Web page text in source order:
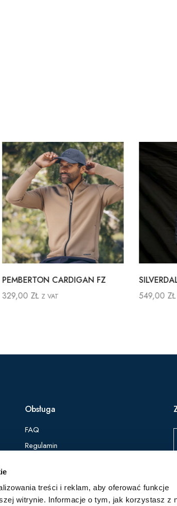
treści i reklam, aby oferować funkcje
witrynie. Informacje o tym, jak korzystasz z
PEMBERTON CARDIGAN FZ
329,00 ZŁ Z VAT
549,00 ZŁ
Obsługa
FAQ
Regulamin